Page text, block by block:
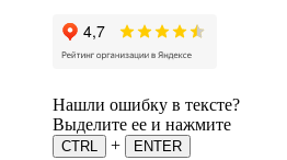
Нашли ошибку в тексте?
Выделите ее и нажмите
CTRL +
ENTER